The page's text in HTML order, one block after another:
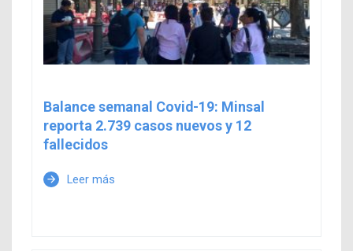
Balance semanal Covid-19: Minsal
reporta 2.739 casos nuevos y 12
fallecidos
arrow_forward Leer más